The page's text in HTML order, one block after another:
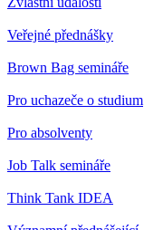
Veřejné přednášky
Brown Bag semináře
Pro uchazeče o studium
Pro absolventy
Job Talk semináře
Think Tank IDEA